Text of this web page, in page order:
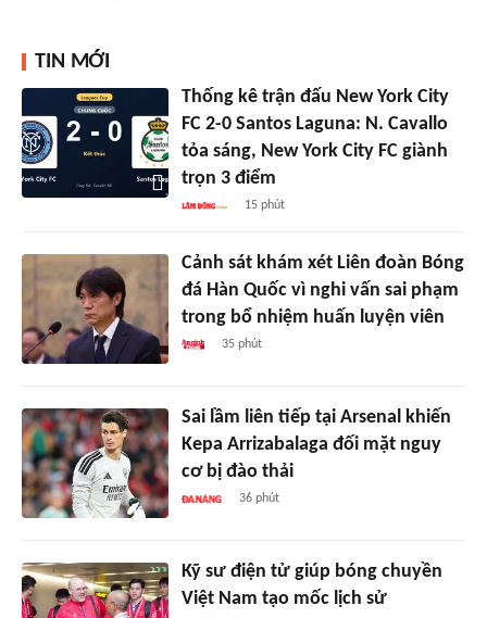
TIN MỚI
Thống kê trận đấu New York City
FC 2-0 Santos Laguna: N. Cavallo
tỏa sáng, New York City FC giành
trọn 3 điểm
15 phút
Cảnh sát khám xét Liên đoàn Bóng
đá Hàn Quốc vì nghi vấn sai phạm
trong bổ nhiệm huấn luyện viên
35 phút
Sai lầm liên tiếp tại Arsenal khiến
Kepa Arrizabalaga đối mặt nguy
cơ bị đào thải
36 phút
Kỹ sư điện tử giúp bóng chuyền
Việt Nam tạo mốc lịch sử